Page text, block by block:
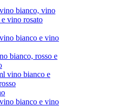
bianco, vino
e vino rosato
bianco e vino
bianco, rosso e
vino bianco e
bianco e vino